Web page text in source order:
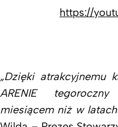
https://
„Dzięki atrakcyjnemu
ARENIE tegoroczny
miesiącem niż w